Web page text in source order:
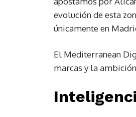
evolución de esta
únicamente en
El Mediterranean
marcas y la